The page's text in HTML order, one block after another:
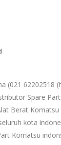
(021 62202518
Spare
Berat
kota
Komatsu